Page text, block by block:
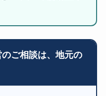
ご相談は、地元の